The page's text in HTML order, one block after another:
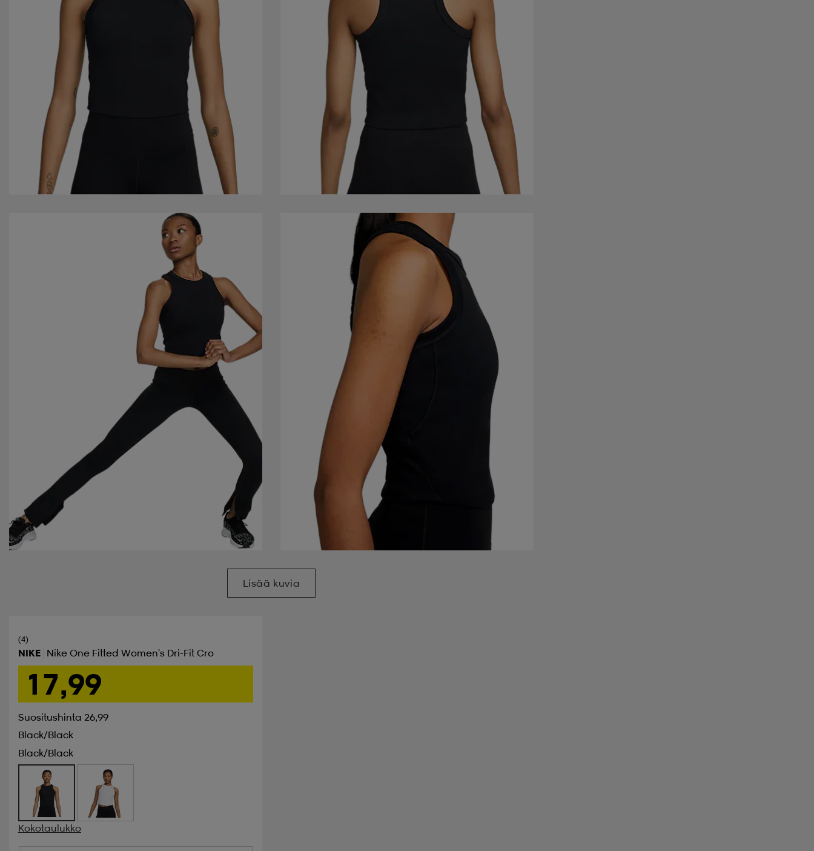
Lisää kuvia
(4)
NIKE Nike One Fitted Women's Dri-Fit Cro
17,99
Suositushinta 26,99
Black/black
Black/black
Kokotaulukko